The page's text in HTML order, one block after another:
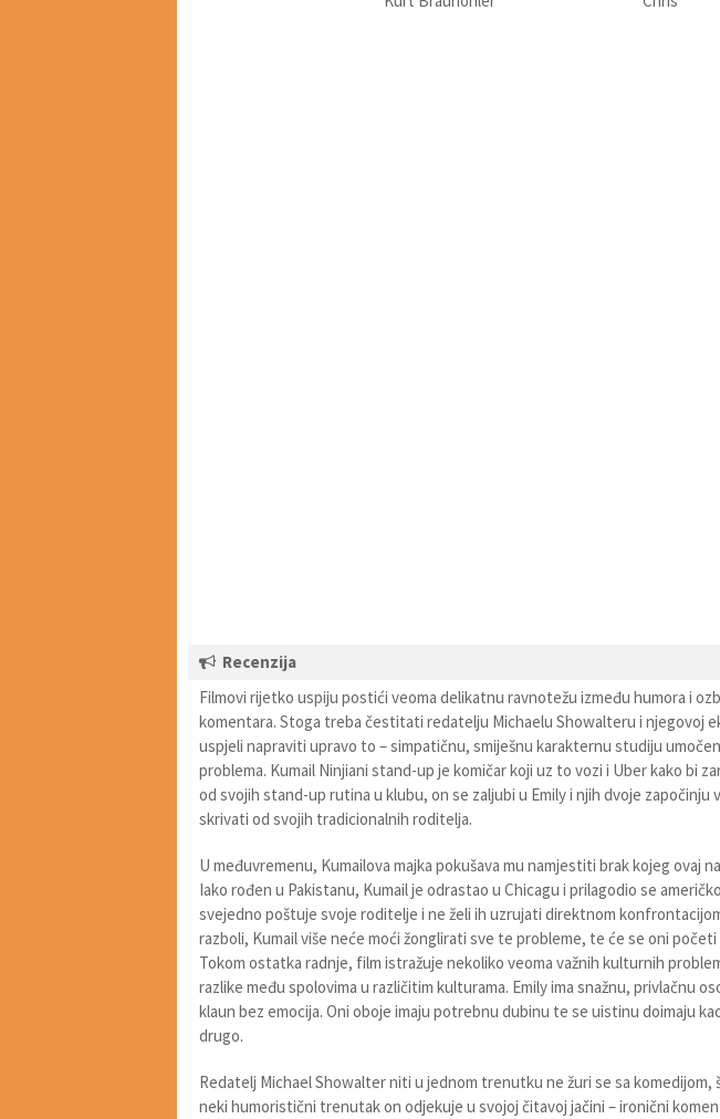
Recenzija
Filmovi rijetko uspiju postići veoma delikatnu ravnotežu između humora i
komentara. Stoga treba čestitati redatelju Michaelu Showalteru i njegovoj
uspjeli napraviti upravo to – simpatičnu, smiješnu karakternu studiju
problema. Kumail Ninjiani stand-up je komičar koji uz to vozi i Uber kako bi
od svojih stand-up rutina u klubu, on se zaljubi u Emily i njih dvoje započinju
skrivati od svojih tradicionalnih roditelja.
U međuvremenu, Kumailova majka pokušava mu namjestiti brak kojeg ovaj
Iako rođen u Pakistanu, Kumail je odrastao u Chicagu i prilagodio se
svejedno poštuje svoje roditelje i ne želi ih uzrujati direktnom
razboli, Kumail više neće moći žonglirati sve te probleme, te će se oni
Tokom ostatka radnje, film istražuje nekoliko veoma važnih kulturnih
razlike među spolovima u različitim kulturama. Emily ima snažnu, privlačnu
klaun bez emocija. Oni oboje imaju potrebnu dubinu te se uistinu doimaju
drugo.
Redatelj Michael Showalter niti u jednom trenutku ne žuri se sa komedijom,
neki humoristični trenutak on odjekuje u svojoj čitavoj jačini – ironični